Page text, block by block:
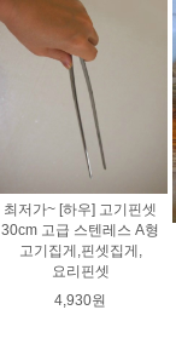
최저가~ [하우] 고기핀셋
30cm 고급 스텐레스 A형
고기집게,핀셋집게,
요리핀셋
4,930원